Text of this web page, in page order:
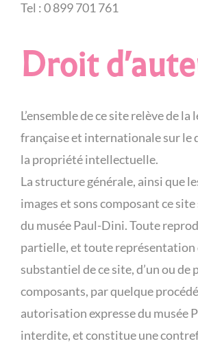
Tel : 0 899 701 761
Droit
L’ensemble de ce site relève de
française et internationale sur le
la propriété intellectuelle.
La structure générale, ainsi que
images et sons composant ce
du musée Paul-Dini. Toute
partielle, et toute représentation
substantiel de ce site, d’un ou de
composants, par quelque
autorisation expresse du musée
interdite, et constitue une